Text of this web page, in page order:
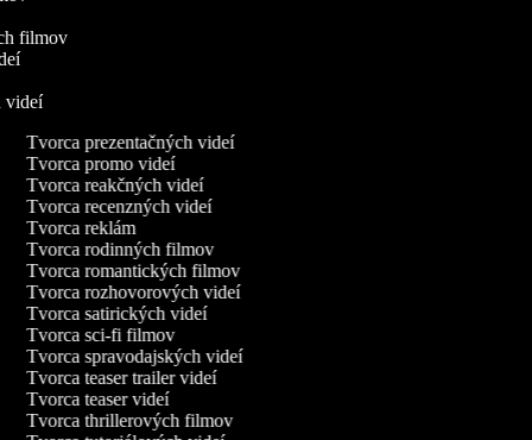
filmov
videí
Tvorca prezentačných videí
Tvorca promo videí
Tvorca reakčných videí
Tvorca recenzných videí
Tvorca reklám
Tvorca rodinných filmov
Tvorca romantických filmov
Tvorca rozhovorových videí
Tvorca satirických videí
Tvorca sci-fi filmov
Tvorca spravodajských videí
Tvorca teaser trailer videí
Tvorca teaser videí
Tvorca thrillerových filmov